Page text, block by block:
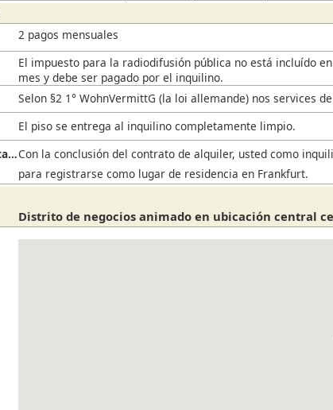
2 pagos mensuales
El impuesto para la radiodifusión pública no está incluído
mes y debe ser pagado por el inquilino.
Selon §2 1° WohnVermittG (la loi allemande) nos services
El piso se entrega al inquilino completamente limpio.
Confirmación del propietarioCon la conclusión del contrato de alquiler, usted como
para registrarse como lugar de residencia en Frankfurt.
Distrito de negocios animado en ubicación central